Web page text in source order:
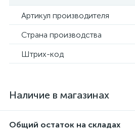
Артикул производителя
Страна производства
Штрих-код
Наличие в магазинах
Общий остаток на складах